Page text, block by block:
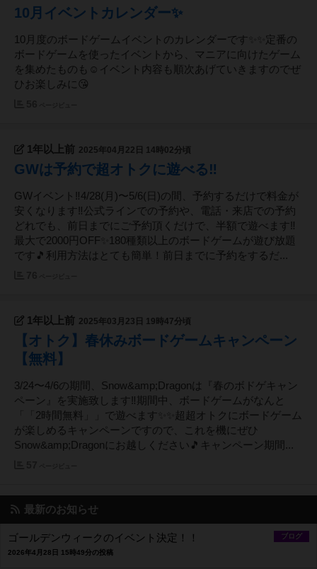
10月イベントカレンダー✨️
10月度のボードゲームイベントのカレンダーです✨️✨️定番の
ボードゲームを使ったイベントから、マニアに向けたゲーム
を集めたものも☺️イベント内容も順次あげていきますのでぜ
ひお楽しみに😘
1年以上前 2025年04月22日 14時02分頃
GWは予約で超オトクに遊べる‼️
GWイベント‼️4/28(月)〜5/6(日)の間、予約するだけで料金が
安くなります‼️公式ラインでの予約や、電話・来店での予約
どれでも、前日までにご予約頂くだけで、半額で遊べます‼️
最大で2000円OFF✨180種類以上のボードゲームが遊び放題
です🎵利用方法はとても簡単！前日までに予約をするだ...
1年以上前 2025年03月23日 19時47分頃
【オトク】春休みボードゲームキャンペーン
【無料】
3/24〜4/6の期間、Snow&amp;Dragonは『春のボドゲキャン
ペーン』を実施致します‼️期間中、ボードゲームがなんと
「「2時間無料」」で遊べます✨✨超超オトクにボードゲーム
が楽しめるキャンペーンですので、これを機にぜひ
Snow&amp;Dragonにお越しください🎵キャンペーン期間...
最新のお知らせ
ブログ
ゴールデンウィークのイベント決定！！
2026年4月28日 15時49分の投稿